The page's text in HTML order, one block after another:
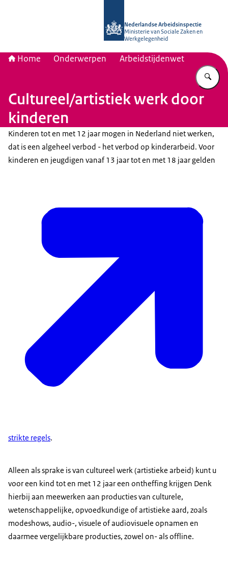
Nederlandse Arbeidsinspectie
Ministerie van Sociale Zaken en
Werkgelegenheid
Home Onderwerpen Arbeidstijdenwet
Cultureel/artistiek werk door
kinderen
Kinderen tot en met 12 jaar mogen in Nederland niet werken,
dat is een algeheel verbod - het verbod op kinderarbeid. Voor
kinderen en jeugdigen vanaf 13 jaar tot en met 18 jaar gelden
strikte regels.
Alleen als sprake is van cultureel werk (artistieke arbeid) kunt u
voor een kind tot en met 12 jaar een ontheffing krijgen Denk
hierbij aan meewerken aan producties van culturele,
wetenschappelijke, opvoedkundige of artistieke aard, zoals
modeshows, audio-, visuele of audiovisuele opnamen en
daarmee vergelijkbare producties, zowel on- als offline.